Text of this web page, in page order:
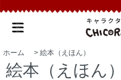
ホーム > 絵本（えほん）
絵本（えほん）